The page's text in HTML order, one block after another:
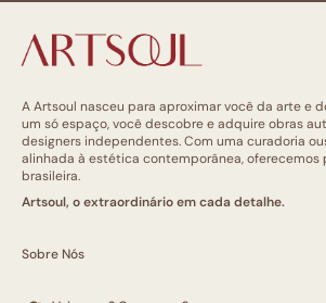
A Artsoul nasceu para aproximar você da arte e
um só espaço, você descobre e adquire obras
designers independentes. Com uma curadoria
alinhada à estética contemporânea,
brasileira.
Artsoul, o extraordinário em cada detalhe.
Sobre Nós